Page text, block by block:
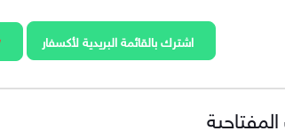
اشترك بالقائمة البريدية لأكسفار